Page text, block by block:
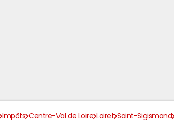
Impôts Centre-Val de Loire Loiret Saint-Sigismond